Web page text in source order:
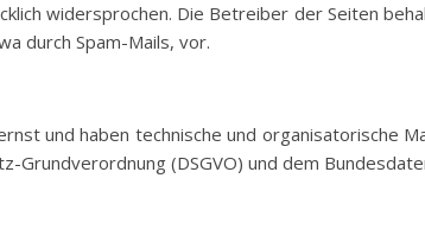
widersprochen. Die Betreiber der Seiten
durch Spam-Mails, vor.
und haben technische und organisatorische
Grundverordnung (DSGVO) und dem